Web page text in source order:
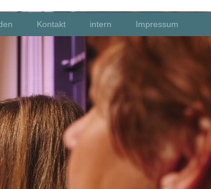
Kontakt intern Impressum